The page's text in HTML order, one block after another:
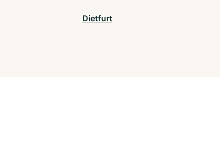
Dietfurt